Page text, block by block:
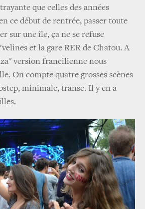
que celles des années
ce début de rentrée, passer toute
sur une île, ça ne se refuse
et la gare RER de Chatou. A
version francilienne nous
On compte quatre grosses scènes
minimale, transe. Il y en a